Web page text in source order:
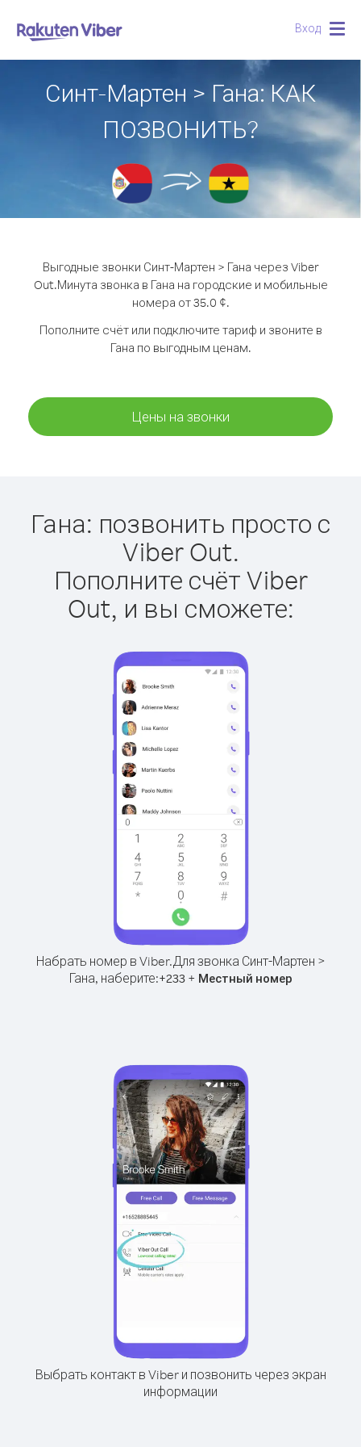
Вход
Синт-Мартен > Гана: КАК
ПОЗВОНИТЬ?
Выгодные звонки Синт-Мартен > Гана через Viber
Out.Минута звонка в Гана на городские и мобильные
номера от 35.0 ¢.
Пополните счёт или подключите тариф и звоните в
Гана по выгодным ценам.
Цены на звонки
Гана: позвонить просто с
Viber Out.
Пополните счёт Viber
Out, и вы сможете:
Набрать номер в Viber.Для звонка Синт-Мартен >
Гана, наберите:+233+ Местный номер
Выбрать контакт в Viber и позвонить через экран
информации